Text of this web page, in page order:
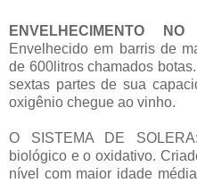
ENVELHECIMENTO
Envelhecido em barris de
de 600litros chamados
sextas partes de sua
oxigênio chegue ao vinho.
O SISTEMA DE
biológico e o oxidativo.
nível com maior idade